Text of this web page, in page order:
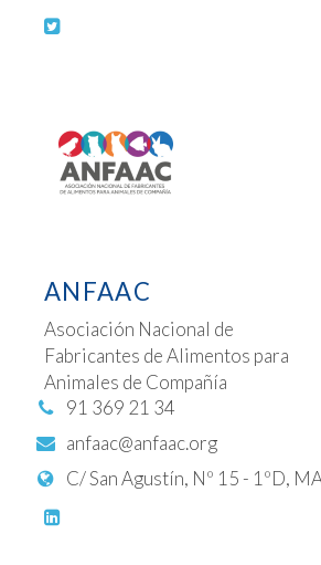
ANFAAC
Asociación Nacional de
Fabricantes de Alimentos para
Animales de Compañía
91 369 21 34
anfaac@anfaac.org
C/ San Agustín, Nº 15 - 1ºD,